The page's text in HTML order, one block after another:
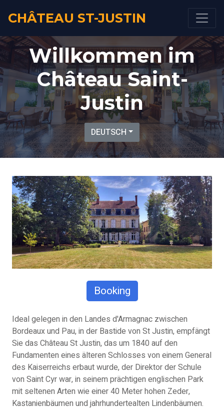
CHÂTEAU ST-JUSTIN
Willkommen im
Château Saint-
Justin
DEUTSCH
Booking
Ideal gelegen in den Landes d'Armagnac zwischen
Bordeaux und Pau, in der Bastide von St Justin, empfängt
Sie das Château St Justin, das um 1840 auf den
Fundamenten eines älteren Schlosses von einem General
des Kaiserreichs erbaut wurde, der Direktor der Schule
von Saint Cyr war, in seinem prächtigen englischen Park
mit seltenen Arten wie einer 40 Meter hohen Zeder,
Kastanienbäumen und jahrhundertealten Lindenbäumen.